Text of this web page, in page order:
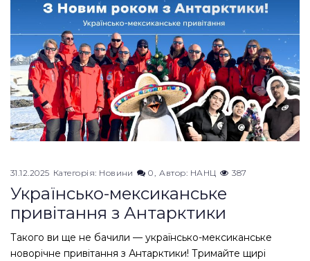
31.12.2025
31.12.2025 Категорія: Новини 0 Автор: НАНЦ 387
Українсько-мексиканське
привітання з Антарктики
Такого ви ще не бачили — українсько-мексиканське
новорічне привітання з Антарктики! Тримайте щирі